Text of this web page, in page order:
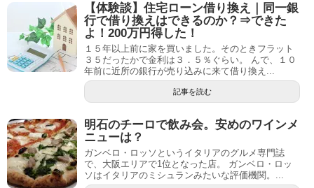
【体験談】住宅ローン借り換え｜同一銀
行で借り換えはできるのか？⇒できた
よ！200万円得した！
１５年以上前に家を買いました。そのときフラット
３５だったかで金利は３．５％ぐらい。 んで、１０
年前に近所の銀行が売り込みに来て借り換え...
記事を読む
明石のチーロで飲み会。安めのワインメ
ニューは？
ガンベロ・ロッソというイタリアのグルメ専門誌
で、大阪エリアで1位となった店。 ガンベロ・ロッ
ソはイタリアのミシュランみたいな評価機関。...